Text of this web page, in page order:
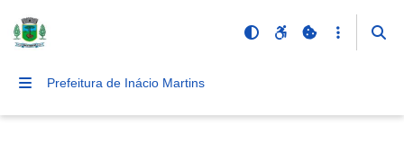
Prefeitura de Inácio Martins